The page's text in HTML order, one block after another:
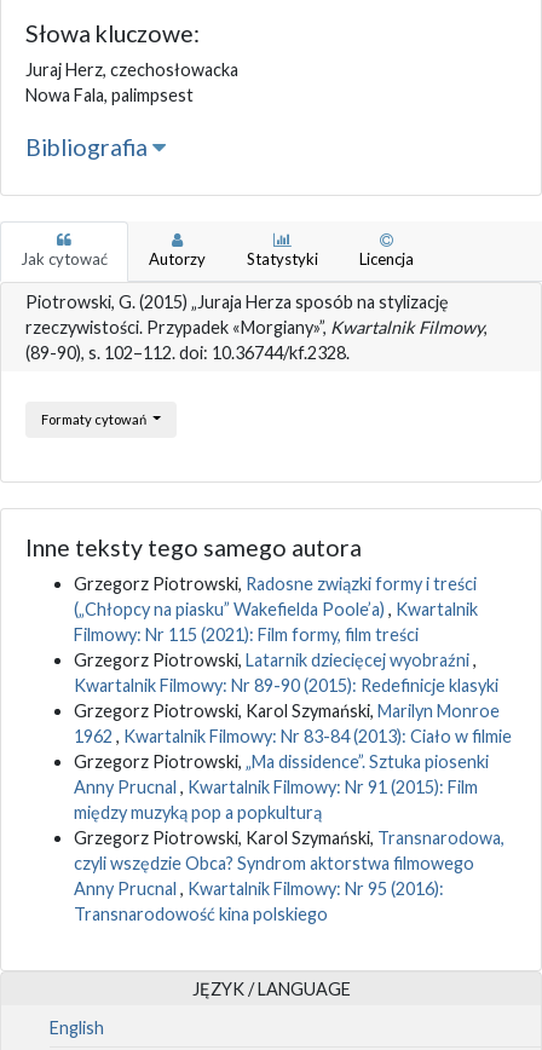
Słowa kluczowe:
Juraj Herz, czechosłowacka
Nowa Fala, palimpsest
Bibliografia
Jak cytować Autorzy Statystyki Licencja
Piotrowski, G. (2015) „Juraja Herza sposób na stylizację
rzeczywistości. Przypadek «Morgiany»”, Kwartalnik Filmowy,
(89-90), s. 102–112. doi: 10.36744/kf.2328.
Formaty cytowań
Inne teksty tego samego autora
Grzegorz Piotrowski, Radosne związki formy i treści
(„Chłopcy na piasku” Wakefielda Poole’a) , Kwartalnik
Filmowy: Nr 115 (2021): Film formy, film treści
Grzegorz Piotrowski, Latarnik dziecięcej wyobraźni,
Kwartalnik Filmowy: Nr 89-90 (2015): Redefinicje klasyki
Grzegorz Piotrowski, Karol Szymański, Marilyn Monroe
1962 , Kwartalnik Filmowy: Nr 83-84 (2013): Ciało w filmie
Grzegorz Piotrowski, „Ma dissidence”. Sztuka piosenki
Anny Prucnal , Kwartalnik Filmowy: Nr 91 (2015): Film
między muzyką pop a popkulturą
Grzegorz Piotrowski, Karol Szymański, Transnarodowa,
czyli wszędzie Obca? Syndrom aktorstwa filmowego
Anny Prucnal , Kwartalnik Filmowy: Nr 95 (2016):
Transnarodowość kina polskiego
JĘZYK / LANGUAGE
English